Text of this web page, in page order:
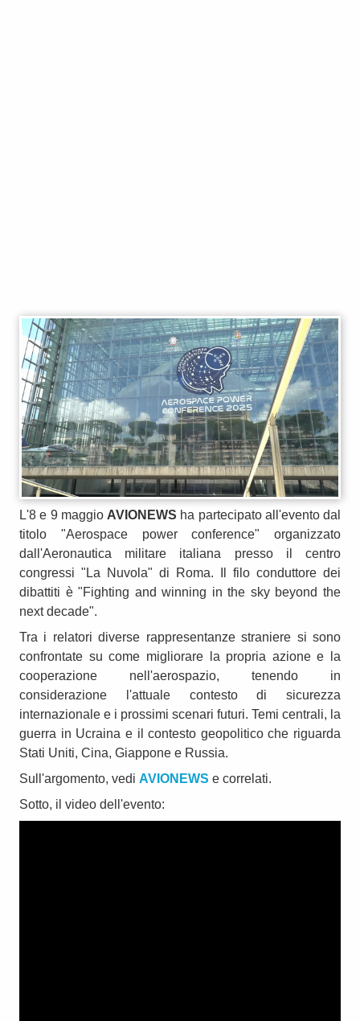
L'8 e 9 maggio AVIONEWS ha partecipato all'evento dal
titolo "Aerospace power conference" organizzato
dall'Aeronautica militare italiana presso il centro
congressi "La Nuvola" di Roma. Il filo conduttore dei
dibattiti è "Fighting and winning in the sky beyond the
next decade".
Tra i relatori diverse rappresentanze straniere si sono
confrontate su come migliorare la propria azione e la
cooperazione nell'aerospazio, tenendo in
considerazione l'attuale contesto di sicurezza
internazionale e i prossimi scenari futuri. Temi centrali, la
guerra in Ucraina e il contesto geopolitico che riguarda
Stati Uniti, Cina, Giappone e Russia.
Sull'argomento, vedi AVIONEWS e correlati.
Sotto, il video dell'evento: